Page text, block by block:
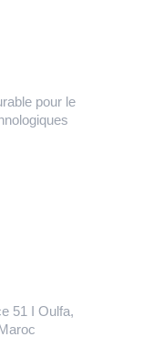
51 I Oulfa,
pour le